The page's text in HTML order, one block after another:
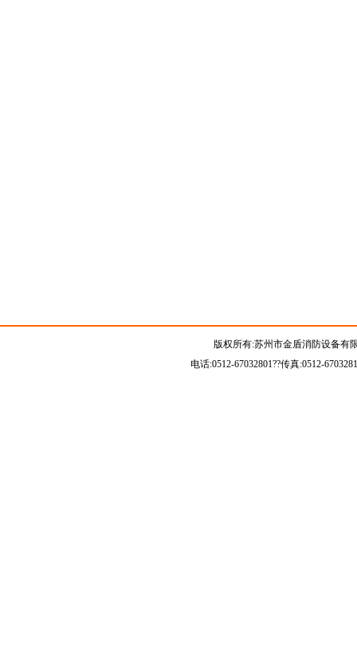
版权所有:苏州市金盾消防设备有
电话:0512-67032801??传真:0512-